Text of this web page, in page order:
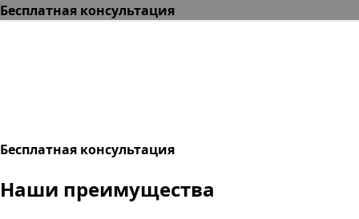
Бесплатная консультация
Бесплатная консультация
Наши преимущества